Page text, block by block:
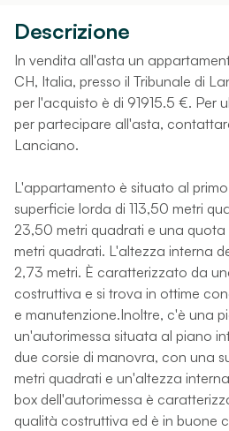
Descrizione
In vendita all'asta un
CH, Italia, presso il Tribunale di
per l'acquisto è di 91915.5 €. Per
per partecipare all'asta,
Lanciano.
L'appartamento è situato al
superficie lorda di 113,50 metri
23,50 metri quadrati e una
metri quadrati. L'altezza interna
2,73 metri. È caratterizzato da
costruttiva e si trova in ottime
e manutenzione.Inoltre, c'è una
un'autorimessa situata al piano
due corsie di manovra, con una
metri quadrati e un'altezza
box dell'autorimessa è
qualità costruttiva ed è in buone